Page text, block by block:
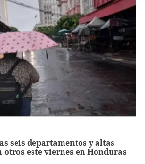
seis departamentos y altas
otros este viernes en Honduras